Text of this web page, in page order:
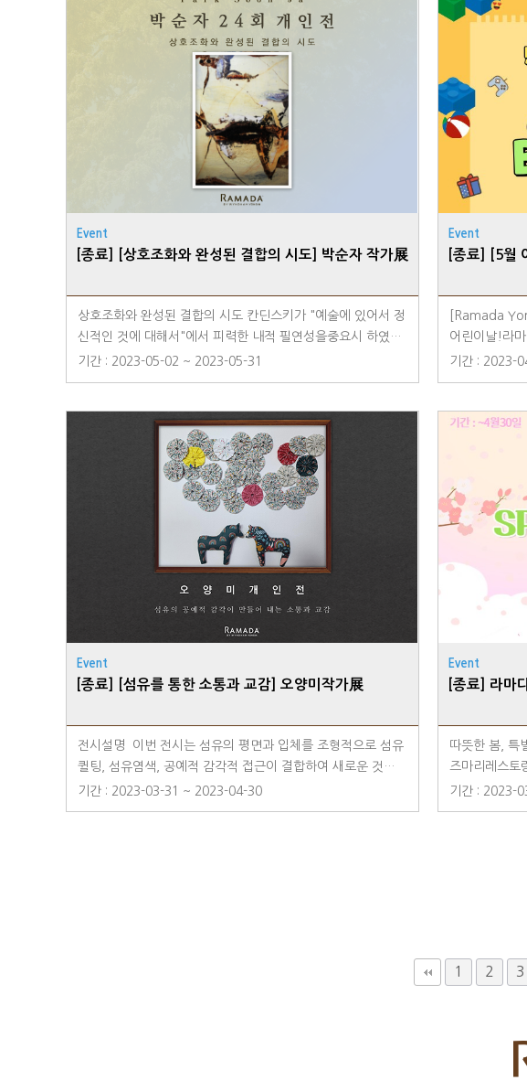
다. ▶딜라이드 바비큐 라운지 뷔페◀ ✔ 토요일 및 공휴일 전
예약문의 : 031-8097-6500✔ 네이버예약 : 네이버 '로즈마리
레스토랑' 검색 후 예약⠀[용인시민 5% 할인 특별 프로모션]
라마다용인호텔을 애용해주시는 용인시민 여러분들을 위해
5% 추가 할인 이벤트를 진행하고 있습니다.네이버 예약을 통
휴를 라마다
요~✨키즈
18:00아이들
페이스 페인
쇼!2026년 5
한 풍선 마술
으로 변하는
S 이벤트
텔리어 라곰
형(핑크 / 블
(월)
로 아이와 부
일(토) ~ 5월
캔디와 쿠키
에서 동물 찐
사를 즐기시
있는 즉석 사
이날 연휴,
함께 특별한
의는 홈페이지
마음으로 기
0🔍 네이버
처인구 포곡
Event
[종료] [상호조화와 완성된 결합의 시도] 박순자 작가展
상호조화와 완성된 결합의 시도 칸딘스키가 "예술에 있어서 정
신적인 것에 대해서"에서 피력한 내적 필연성을중요시 하였듯
이 본인 또한 특정 대상의 형태나 자연의 사실적인 모습을 제
이중적 측면의 추상적 특성을 근거로 하고 있다고 말할 수 있
다.-작가노트 중에서-장소- 라마다용인호텔 1F 호텔 갤러리 라
기간 : 2023-05-02 ~ 2023-05-31
Event
[종료] [5월
[Ramada
어린이날!라
보세요!1. 즐
향저격! 더~
에서 더 커진
(목)~5월 6일
불고기볶음
키즈코너 운
텔 로비에 비
특별한 라마
년 5월 5일(
인호텔에서
함께 SNS에
명)#라마다
을 더욱 특별
기간 : 2023-
Event
[종료] [섬유를 통한 소통과 교감] 오양미작가展
전시설명 이번 전시는 섬유의 평면과 입체를 조형적으로 섬유
퀼팅, 섬유염색, 공예적 감각적 접근이 결합하여 새로운 것을
추구하는 섬유 영역을 표현해 보았습니다.말은 활력을 불어넣
기간 : 2023-03-31 ~ 2023-04-30
Event
[종료] 라마
따뜻한 봄, 특
즈마리레스토
요! Event 1. 생맥주 이벤트 - 기간 : 3/18~4/30 - 대상 : 로즈
기간 : 2023-
1 2 3